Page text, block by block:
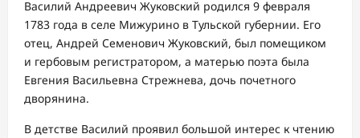
Василий Андреевич Жуковский родился 9 февраля
1783 года в селе Мижурино в Тульской губернии. Его
отец, Андрей Семенович Жуковский, был помещиком
и гербовым регистратором, а матерью поэта была
Евгения Васильевна Стрежнева, дочь почетного
дворянина.
В детстве Василий проявил большой интерес к чтению